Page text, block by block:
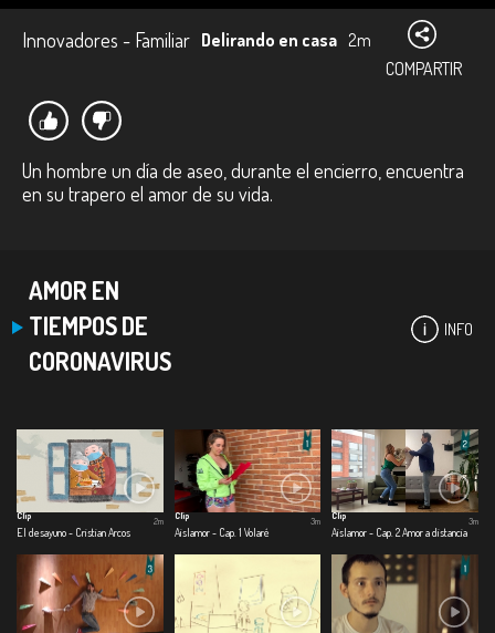
Innovadores - Familiar Delirando en casa 2m
COMPARTIR
Un hombre un día de aseo, durante el encierro, encuentra
en su trapero el amor de su vida.
AMOR EN
TIEMPOS DE
CORONAVIRUS
INFO
Clip
El desayuno - Cristian Arcos
2m
Clip
Aislamor - Cap. 1 Volaré
3m
Clip
Aislamor - Cap. 2 Amor a distancia
3m